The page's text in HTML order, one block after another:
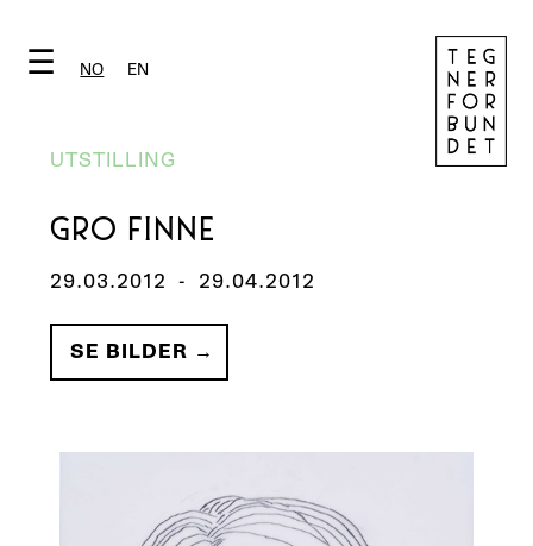
☰ NO EN
UTSTILLING
GRO FINNE
29.03.2012 - 29.04.2012
SE BILDER →